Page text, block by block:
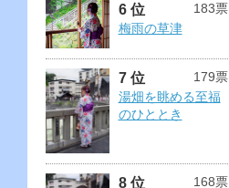
6 位
183票
梅雨の草津
7 位
179票
湯畑を眺める至福
のひととき
8 位
168票